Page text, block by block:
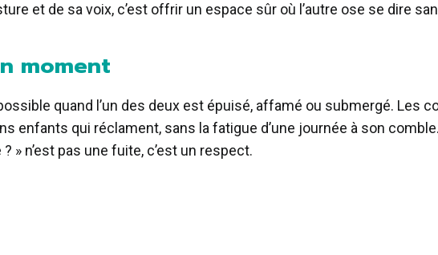
et de sa voix, c’est offrir un espace sûr où l’autre ose se dire
moment
quand l’un des deux est épuisé, affamé ou submergé.
enfants qui réclament, sans la fatigue d’une journée à son
» n’est pas une fuite, c’est un respect.